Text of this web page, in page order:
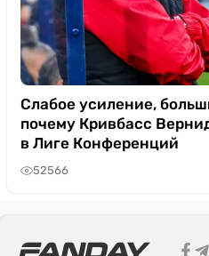
Слабое усиление,
почему Кривбасс
в Лиге Конференций
52566